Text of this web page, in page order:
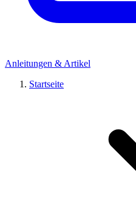
Anleitungen & Artikel
Startseite